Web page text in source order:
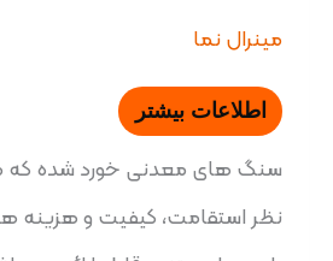
مینرال نما
اطلاعات بیشتر
سنگ های معدنی خورد شده که
نظر استقامت، کیفیت و هزینه